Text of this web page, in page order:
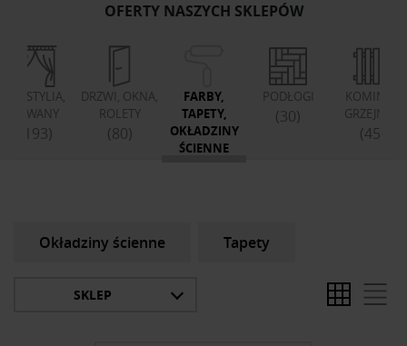
OFERTY NASZYCH SKLEPÓW
TEKSTYLIA,
DYWANY
(193)
DRZWI, OKNA,
ROLETY
(80)
FARBY,
TAPETY,
OKŁADZINY
ŚCIENNE
PODŁOGI
(30)
KOMINKI,
GRZEJNIKI
(45)
Okładziny ścienne Tapety
SKLEP